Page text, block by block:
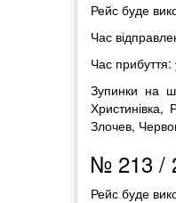
Рейс буде
Час
Час
Зупинки на
Христинівка,
Злочев,
№ 213 /
Рейс буде